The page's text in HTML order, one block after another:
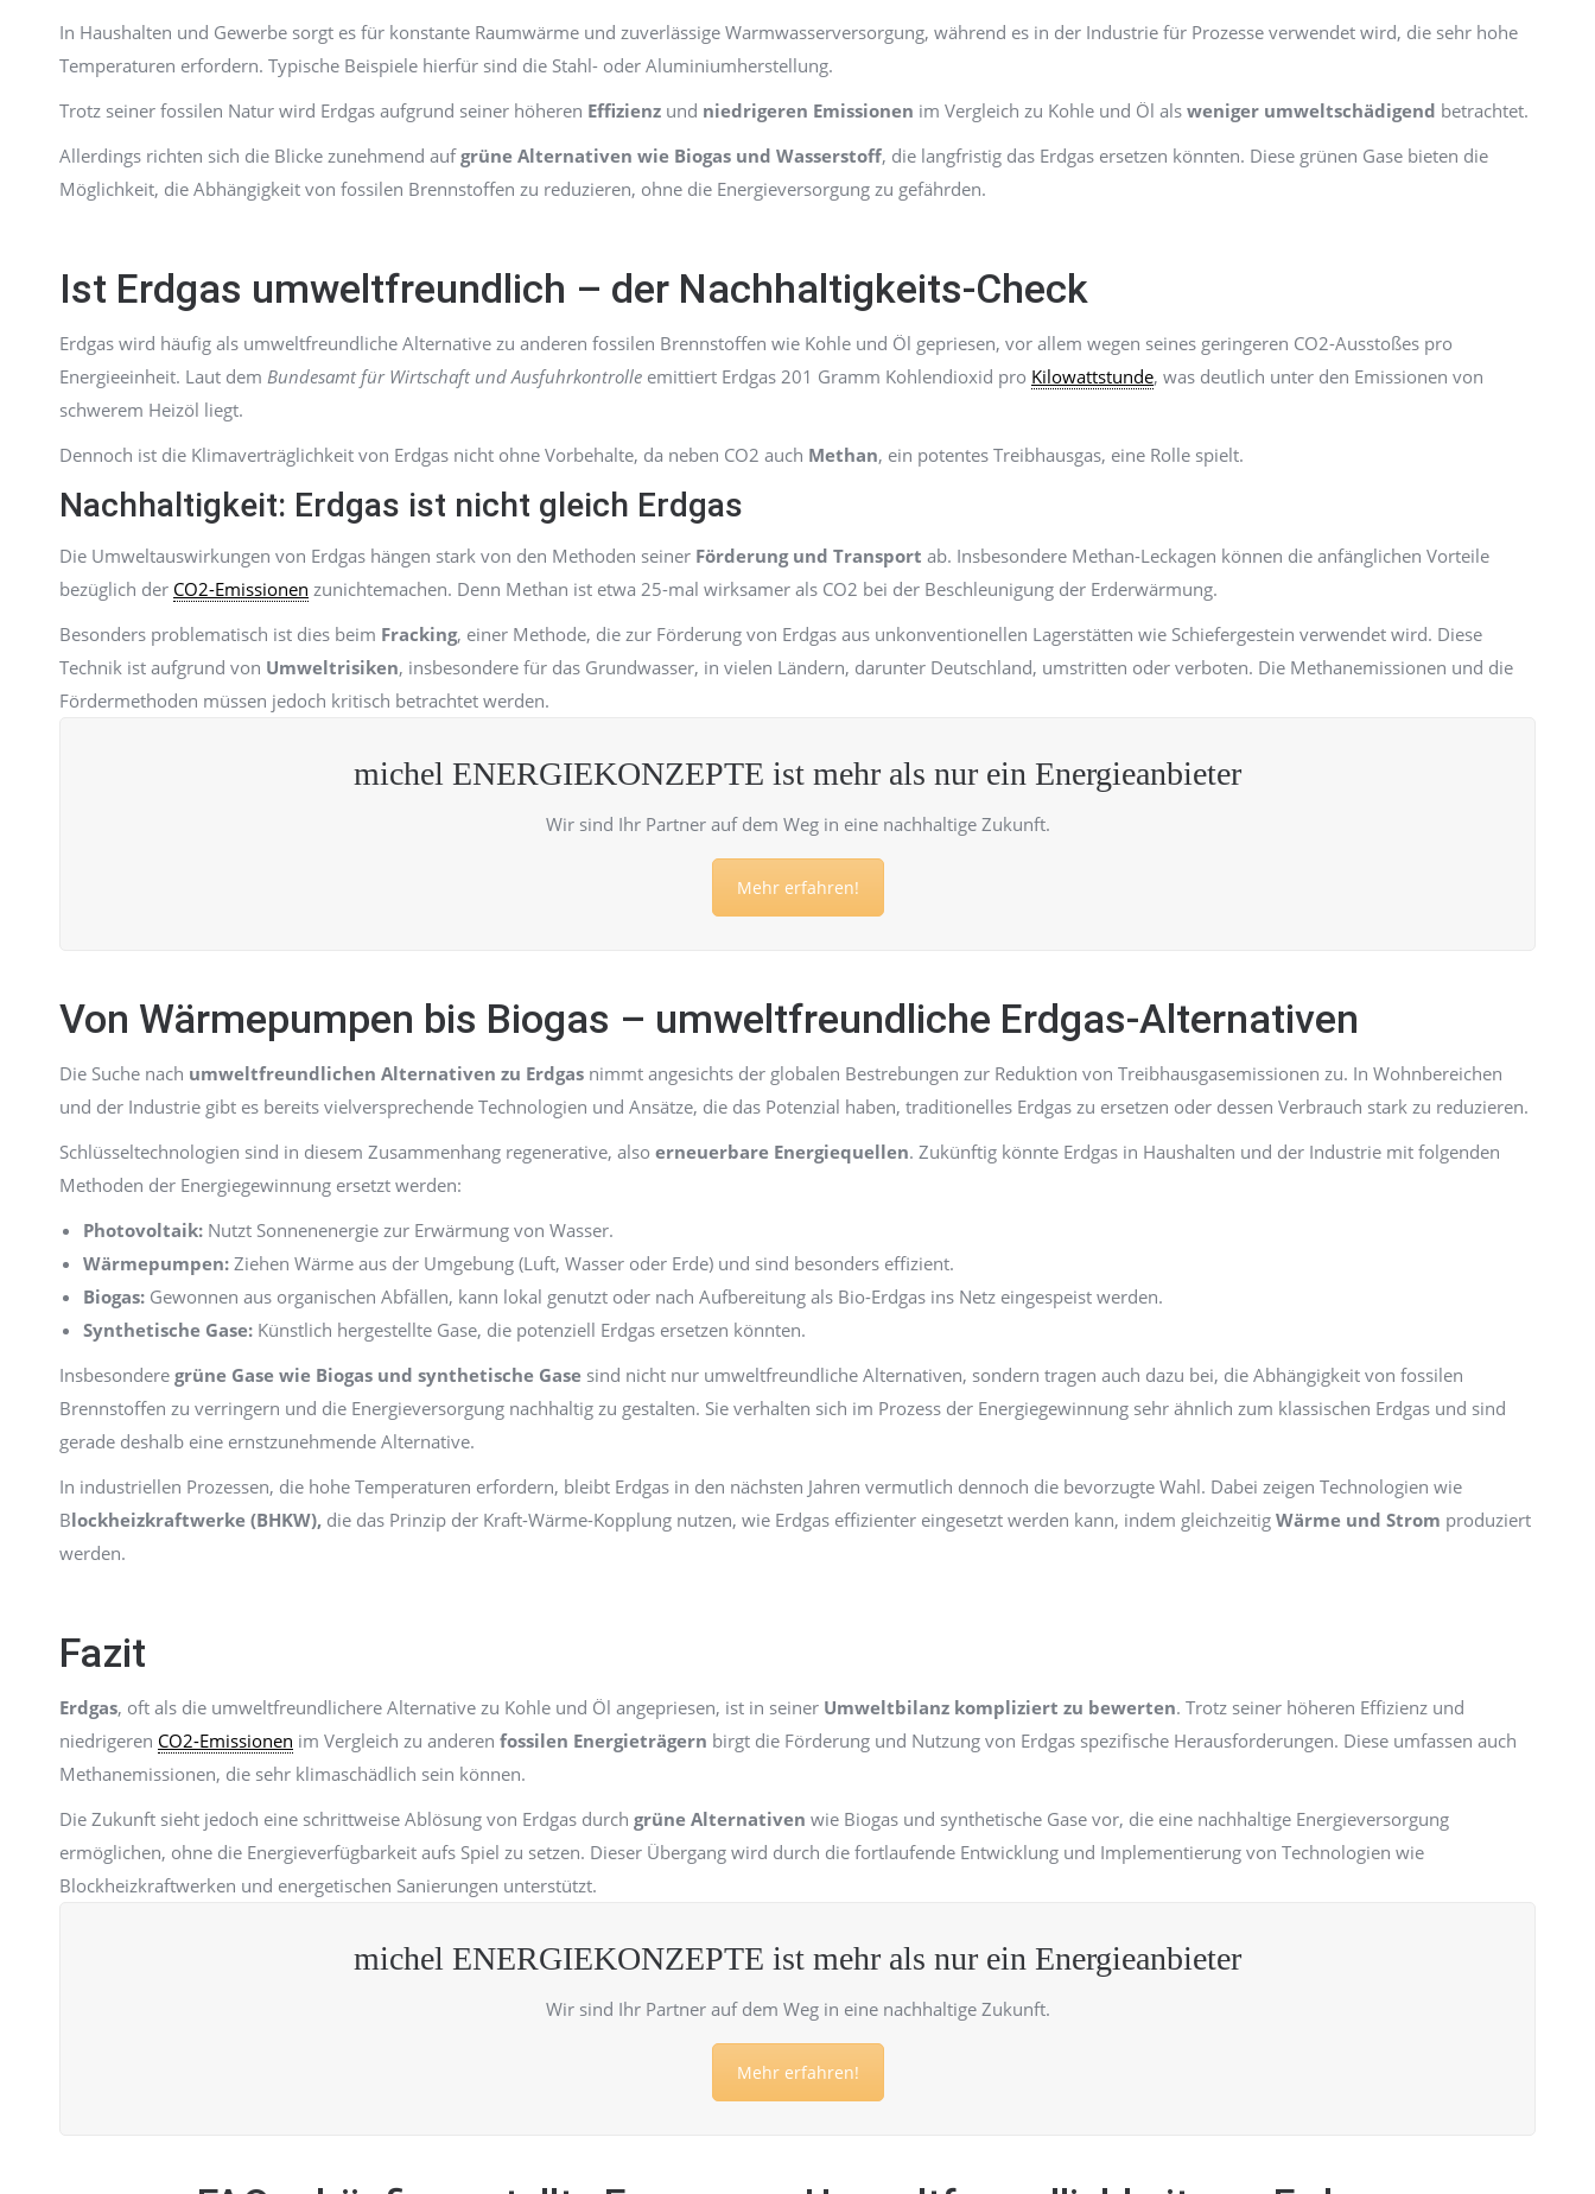
In Haushalten und Gewerbe sorgt es für konstante Raumwärme und zuverlässige Warmwasserversorgung, während es in der Industrie für Prozesse verwendet wird, die sehr hohe
Temperaturen erfordern. Typische Beispiele hierfür sind die Stahl- oder Aluminiumherstellung.
Trotz seiner fossilen Natur wird Erdgas aufgrund seiner höheren Effizienz und niedrigeren Emissionen im Vergleich zu Kohle und Öl als weniger umweltschädigend betrachtet.
Allerdings richten sich die Blicke zunehmend aufgrüne Alternativen wie Biogas und Wasserstoff, die langfristig das Erdgas ersetzen könnten. Diese grünen Gase bieten die
Möglichkeit, die Abhängigkeit von fossilen Brennstoffen zu reduzieren, ohne die Energieversorgung zu gefährden.
Ist Erdgas umweltfreundlich – der Nachhaltigkeits-Check
Erdgas wird häufig als umweltfreundliche Alternative zu anderen fossilen Brennstoffen wie Kohle und Öl gepriesen, vor allem wegen seines geringeren CO2-Ausstoßes pro
Energieeinheit. Laut dem Bundesamt für Wirtschaft und Ausfuhrkontrolle emittiert Erdgas 201 Gramm Kohlendioxid pro Kilowattstunde, was deutlich unter den Emissionen von
schwerem Heizöl liegt.
Dennoch ist die Klimaverträglichkeit von Erdgas nicht ohne Vorbehalte, da neben CO2 auch Methan, ein potentes Treibhausgas, eine Rolle spielt.
Nachhaltigkeit: Erdgas ist nicht gleich Erdgas
Die Umweltauswirkungen von Erdgas hängen stark von den Methoden seiner Förderung und Transport ab. Insbesondere Methan-Leckagen können die anfänglichen Vorteile
bezüglich der CO2-Emissionen zunichtemachen. Denn Methan ist etwa 25-mal wirksamer als CO2 bei der Beschleunigung der Erderwärmung.
Besonders problematisch ist dies beim Fracking, einer Methode, die zur Förderung von Erdgas aus unkonventionellen Lagerstätten wie Schiefergestein verwendet wird. Diese
Technik ist aufgrund von Umweltrisiken, insbesondere für das Grundwasser, in vielen Ländern, darunter Deutschland, umstritten oder verboten. Die Methanemissionen und die
Fördermethoden müssen jedoch kritisch betrachtet werden.
michel ENERGIEKONZEPTE ist mehr als nur ein Energieanbieter
Wir sind Ihr Partner auf dem Weg in eine nachhaltige Zukunft.
Mehr erfahren!
Von Wärmepumpen bis Biogas – umweltfreundliche Erdgas-Alternativen
Die Suche nach umweltfreundlichen Alternativen zu Erdgas nimmt angesichts der globalen Bestrebungen zur Reduktion von Treibhausgasemissionen zu. In Wohnbereichen
und der Industrie gibt es bereits vielversprechende Technologien und Ansätze, die das Potenzial haben, traditionelles Erdgas zu ersetzen oder dessen Verbrauch stark zu reduzieren.
Schlüsseltechnologien sind in diesem Zusammenhang regenerative, also erneuerbare Energiequellen. Zukünftig könnte Erdgas in Haushalten und der Industrie mit folgenden
Methoden der Energiegewinnung ersetzt werden:
Photovoltaik: Nutzt Sonnenenergie zur Erwärmung von Wasser.
Wärmepumpen: Ziehen Wärme aus der Umgebung (Luft, Wasser oder Erde) und sind besonders effizient.
Biogas: Gewonnen aus organischen Abfällen, kann lokal genutzt oder nach Aufbereitung als Bio-Erdgas ins Netz eingespeist werden.
Synthetische Gase: Künstlich hergestellte Gase, die potenziell Erdgas ersetzen könnten.
Insbesondere grüne Gase wie Biogas und synthetische Gase sind nicht nur umweltfreundliche Alternativen, sondern tragen auch dazu bei, die Abhängigkeit von fossilen
Brennstoffen zu verringern und die Energieversorgung nachhaltig zu gestalten. Sie verhalten sich im Prozess der Energiegewinnung sehr ähnlich zum klassischen Erdgas und sind
gerade deshalb eine ernstzunehmende Alternative.
In industriellen Prozessen, die hohe Temperaturen erfordern, bleibt Erdgas in den nächsten Jahren vermutlich dennoch die bevorzugte Wahl. Dabei zeigen Technologien wie
Blockheizkraftwerke (BHKW), die das Prinzip der Kraft-Wärme-Kopplung nutzen, wie Erdgas effizienter eingesetzt werden kann, indem gleichzeitig Wärme und Strom produziert
werden.
Fazit
Erdgas, oft als die umweltfreundlichere Alternative zu Kohle und Öl angepriesen, ist in seiner Umweltbilanz kompliziert zu bewerten. Trotz seiner höheren Effizienz und
niedrigeren CO2-Emissionen im Vergleich zu anderen fossilen Energieträgern birgt die Förderung und Nutzung von Erdgas spezifische Herausforderungen. Diese umfassen auch
Methanemissionen, die sehr klimaschädlich sein können.
Die Zukunft sieht jedoch eine schrittweise Ablösung von Erdgas durch grüne Alternativen wie Biogas und synthetische Gase vor, die eine nachhaltige Energieversorgung
ermöglichen, ohne die Energieverfügbarkeit aufs Spiel zu setzen. Dieser Übergang wird durch die fortlaufende Entwicklung und Implementierung von Technologien wie
Blockheizkraftwerken und energetischen Sanierungen unterstützt.
michel ENERGIEKONZEPTE ist mehr als nur ein Energieanbieter
Wir sind Ihr Partner auf dem Weg in eine nachhaltige Zukunft.
Mehr erfahren!